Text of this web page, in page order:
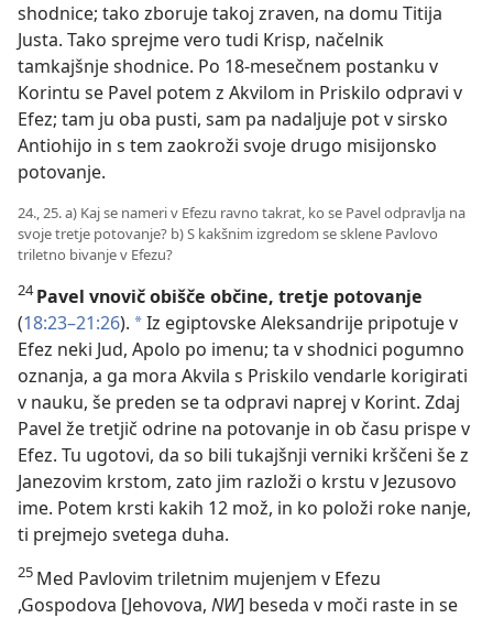
shodnice; tako zboruje takoj zraven, na domu Titija
Justa. Tako sprejme vero tudi Krisp, načelnik
tamkajšnje shodnice. Po 18-mesečnem postanku v
Korintu se Pavel potem z Akvilom in Priskilo odpravi v
Efez; tam ju oba pusti, sam pa nadaljuje pot v sirsko
Antiohijo in s tem zaokroži svoje drugo misijonsko
potovanje.
24., 25. a) Kaj se nameri v Efezu ravno takrat, ko se Pavel odpravlja na
svoje tretje potovanje? b) S kakšnim izgredom se sklene Pavlovo
triletno bivanje v Efezu?
24Pavel vnovič obišče občine, tretje potovanje
(18:23–21:26). *Iz egiptovske Aleksandrije pripotuje v
Efez neki Jud, Apolo po imenu; ta v shodnici pogumno
oznanja, a ga mora Akvila s Priskilo vendarle korigirati
v nauku, še preden se ta odpravi naprej v Korint. Zdaj
Pavel že tretjič odrine na potovanje in ob času prispe v
Efez. Tu ugotovi, da so bili tukajšnji verniki krščeni še z
Janezovim krstom, zato jim razloži o krstu v Jezusovo
ime. Potem krsti kakih 12 mož, in ko položi roke nanje,
ti prejmejo svetega duha.
25 Med Pavlovim triletnim mujenjem v Efezu
,Gospodova [Jehovova, NW] beseda v moči raste in se